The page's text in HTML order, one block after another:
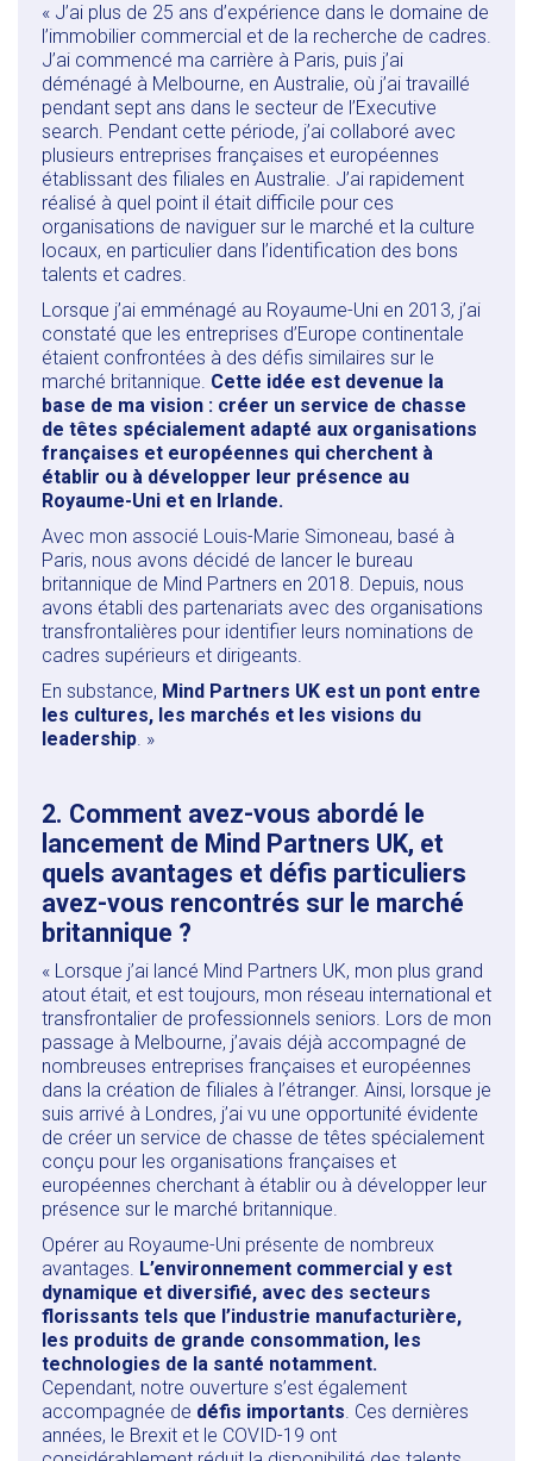
« J’ai plus de 25 ans d’expérience dans le domaine de
l’immobilier commercial et de la recherche de cadres.
J’ai commencé ma carrière à Paris, puis j’ai
déménagé à Melbourne, en Australie, où j’ai travaillé
pendant sept ans dans le secteur de l’Executive
search. Pendant cette période, j’ai collaboré avec
plusieurs entreprises françaises et européennes
établissant des filiales en Australie. J’ai rapidement
réalisé à quel point il était difficile pour ces
organisations de naviguer sur le marché et la culture
locaux, en particulier dans l’identification des bons
talents et cadres.
Lorsque j’ai emménagé au Royaume-Uni en 2013, j’ai
constaté que les entreprises d’Europe continentale
étaient confrontées à des défis similaires sur le
marché britannique. Cette idée est devenue la
base de ma vision : créer un service de chasse
de têtes spécialement adapté aux organisations
françaises et européennes qui cherchent à
établir ou à développer leur présence au
Royaume-Uni et en Irlande.
Avec mon associé Louis-Marie Simoneau, basé à
Paris, nous avons décidé de lancer le bureau
britannique de Mind Partners en 2018. Depuis, nous
avons établi des partenariats avec des organisations
transfrontalières pour identifier leurs nominations de
cadres supérieurs et dirigeants.
En substance, Mind Partners UK est un pont entre
les cultures, les marchés et les visions du
leadership. »
2. Comment avez-vous abordé le
lancement de Mind Partners UK, et
quels avantages et défis particuliers
avez-vous rencontrés sur le marché
britannique ?
« Lorsque j’ai lancé Mind Partners UK, mon plus grand
atout était, et est toujours, mon réseau international et
transfrontalier de professionnels seniors. Lors de mon
passage à Melbourne, j’avais déjà accompagné de
nombreuses entreprises françaises et européennes
dans la création de filiales à l’étranger. Ainsi, lorsque je
suis arrivé à Londres, j’ai vu une opportunité évidente
de créer un service de chasse de têtes spécialement
conçu pour les organisations françaises et
européennes cherchant à établir ou à développer leur
présence sur le marché britannique.
Opérer au Royaume-Uni présente de nombreux
avantages. L’environnement commercial y est
dynamique et diversifié, avec des secteurs
florissants tels que l’industrie manufacturière,
les produits de grande consommation, les
technologies de la santé notamment.
Cependant, notre ouverture s’est également
accompagnée de défis importants. Ces dernières
années, le Brexit et le COVID-19 ont